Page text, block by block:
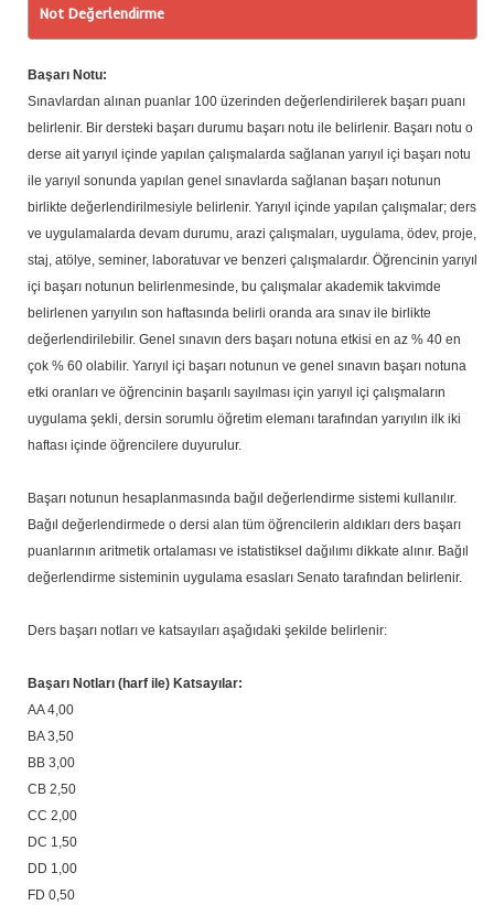
Not Değerlendirme
Başarı Notu:
Sınavlardan alınan puanlar 100 üzerinden değerlendirilerek başarı puanı
belirlenir. Bir dersteki başarı durumu başarı notu ile belirlenir. Başarı notu o
derse ait yarıyıl içinde yapılan çalışmalarda sağlanan yarıyıl içi başarı notu
ile yarıyıl sonunda yapılan genel sınavlarda sağlanan başarı notunun
birlikte değerlendirilmesiyle belirlenir. Yarıyıl içinde yapılan çalışmalar; ders
ve uygulamalarda devam durumu, arazi çalışmaları, uygulama, ödev, proje,
staj, atölye, seminer, laboratuvar ve benzeri çalışmalardır. Öğrencinin yarıyıl
içi başarı notunun belirlenmesinde, bu çalışmalar akademik takvimde
belirlenen yarıyılın son haftasında belirli oranda ara sınav ile birlikte
değerlendirilebilir. Genel sınavın ders başarı notuna etkisi en az % 40 en
çok % 60 olabilir. Yarıyıl içi başarı notunun ve genel sınavın başarı notuna
etki oranları ve öğrencinin başarılı sayılması için yarıyıl içi çalışmaların
uygulama şekli, dersin sorumlu öğretim elemanı tarafından yarıyılın ilk iki
haftası içinde öğrencilere duyurulur.
Başarı notunun hesaplanmasında bağıl değerlendirme sistemi kullanılır.
Bağıl değerlendirmede o dersi alan tüm öğrencilerin aldıkları ders başarı
puanlarının aritmetik ortalaması ve istatistiksel dağılımı dikkate alınır. Bağıl
değerlendirme sisteminin uygulama esasları Senato tarafından belirlenir.
Ders başarı notları ve katsayıları aşağıdaki şekilde belirlenir:
Başarı Notları (harf ile) Katsayılar:
AA 4,00
BA 3,50
BB 3,00
CB 2,50
CC 2,00
DC 1,50
DD 1,00
FD 0,50